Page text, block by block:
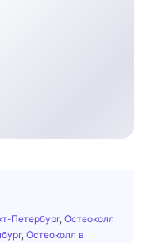
Петербург, Остеоколл
, Остеоколл в